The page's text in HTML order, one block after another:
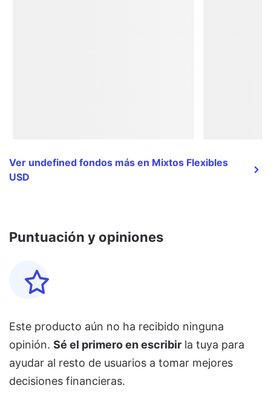
Ver undefined fondos más en Mixtos Flexibles
USD
Puntuación y opiniones
Este producto aún no ha recibido ninguna
opinión. Sé el primero en escribir la tuya para
ayudar al resto de usuarios a tomar mejores
decisiones financieras.